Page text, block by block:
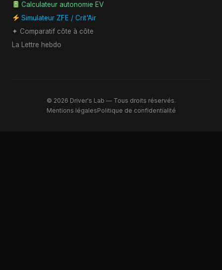
Calculateur autonomie EV
Simulateur ZFE / Crit'Air
✦ Comparatif côte à côte
La Lettre hebdo
© 2026 Driver's Lab — Tous droits réservés.
Mentions légalesPolitique de confidentialité